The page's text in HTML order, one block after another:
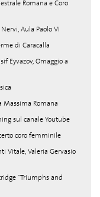
Romana e Coro
Aula Paolo VI
di Caracalla
Eyvazov, Omaggio a
Massima Romana
sul canale Youtube
coro femminile
Vitale, Valeria Gervasio
"Triumphs and